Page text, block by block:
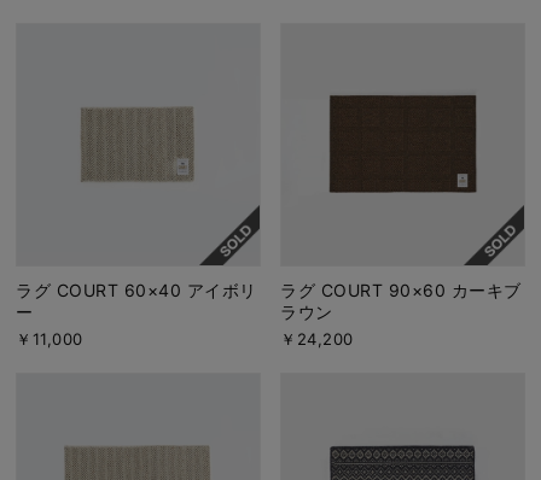
ラグ COURT 60×40 アイボリ
ー
￥11,000
ラグ COURT 90×60 カーキブ
ラウン
￥24,200